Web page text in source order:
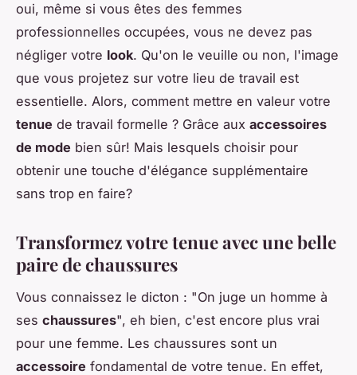
oui, même si vous êtes des femmes
professionnelles occupées, vous ne devez pas
négliger votre look. Qu'on le veuille ou non, l'image
que vous projetez sur votre lieu de travail est
essentielle. Alors, comment mettre en valeur votre
tenue de travail formelle ? Grâce aux accessoires
de mode bien sûr! Mais lesquels choisir pour
obtenir une touche d'élégance supplémentaire
sans trop en faire?
Transformez votre tenue avec une belle
paire de chaussures
Vous connaissez le dicton : "On juge un homme à
ses chaussures", eh bien, c'est encore plus vrai
pour une femme. Les chaussures sont un
accessoire fondamental de votre tenue. En effet,